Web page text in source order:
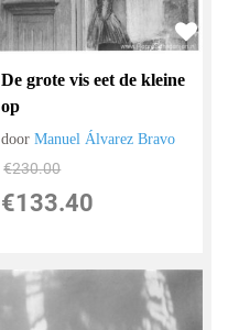
De grote vis eet de kleine
op
doorManuel Álvarez Bravo
€230.00
€133.40